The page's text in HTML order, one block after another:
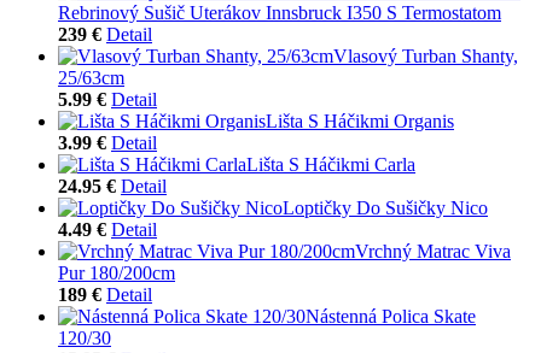
Rebrinový Sušič Uterákov Innsbruck I350 S Termostatom
239 € Detail
Vlasový Turban Shanty,
25/63cm
5.99 € Detail
Lišta S Háčikmi Organis
3.99 € Detail
Lišta S Háčikmi Carla
24.95 € Detail
Loptičky Do Sušičky Nico
4.49 € Detail
Vrchný Matrac Viva
Pur 180/200cm
189 € Detail
Nástenná Polica Skate
120/30